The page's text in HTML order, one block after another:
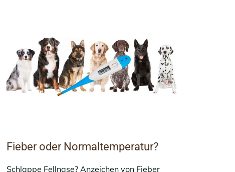
Fieber oder Normaltemperatur?
Schlappe Fellnase? Anzeichen von Fieber